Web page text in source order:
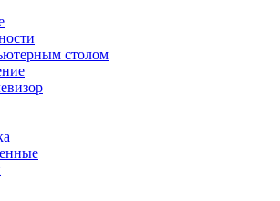
столом